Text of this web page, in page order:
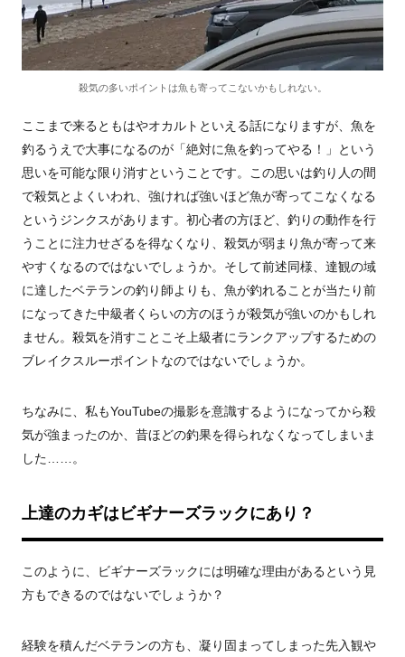
殺気の多いポイントは魚も寄ってこないかもしれない。
ここまで来るともはやオカルトといえる話になりますが、魚を
釣るうえで大事になるのが「絶対に魚を釣ってやる！」という
思いを可能な限り消すということです。この思いは釣り人の間
で殺気とよくいわれ、強ければ強いほど魚が寄ってこなくなる
というジンクスがあります。初心者の方ほど、釣りの動作を行
うことに注力せざるを得なくなり、殺気が弱まり魚が寄って来
やすくなるのではないでしょうか。そして前述同様、達観の域
に達したベテランの釣り師よりも、魚が釣れることが当たり前
になってきた中級者くらいの方のほうが殺気が強いのかもしれ
ません。殺気を消すことこそ上級者にランクアップするための
ブレイクスルーポイントなのではないでしょうか。
ちなみに、私もYouTubeの撮影を意識するようになってから殺
気が強まったのか、昔ほどの釣果を得られなくなってしまいま
した……。
上達のカギはビギナーズラックにあり？
このように、ビギナーズラックには明確な理由があるという見
方もできるのではないでしょうか？
経験を積んだベテランの方も、凝り固まってしまった先入観や